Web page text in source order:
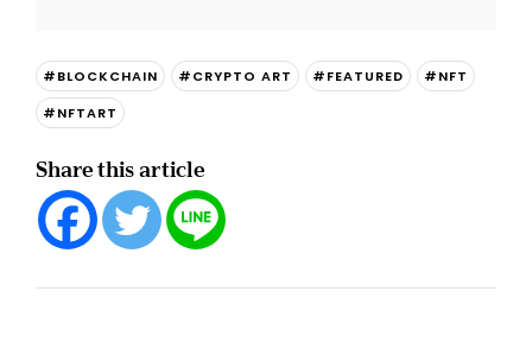
#BLOCKCHAIN #CRYPTO ART #FEATURED
#NFT
#NFTART
Share this article